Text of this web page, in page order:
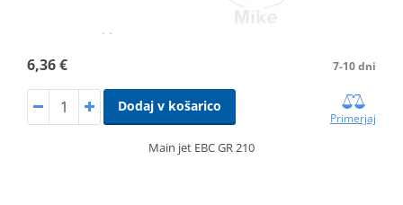
6,36 € 7-10 dni
Dodaj v košarico
Primerjaj
Main jet EBC GR 210